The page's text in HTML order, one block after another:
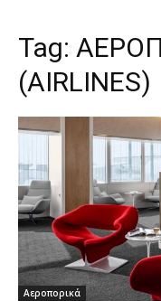
Tag:
(AIRLINES)
Αεροπορικά